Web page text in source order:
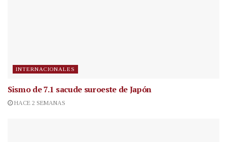
INTERNACIONALES
Sismo de 7.1 sacude suroeste de Japón
HACE 2 SEMANAS